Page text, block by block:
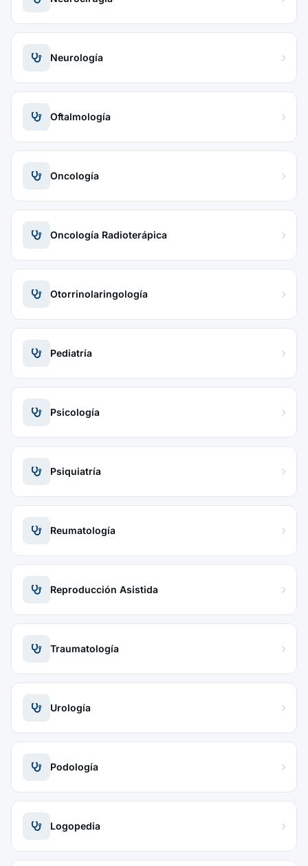
Neurología
Oftalmología
Oncología
Oncología Radioterápica
Otorrinolaringología
Pediatría
Psicología
Psiquiatría
Reumatología
Reproducción Asistida
Traumatología
Urología
Podología
Logopedia